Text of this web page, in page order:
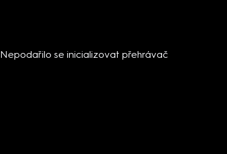
Nepodařilo se inicializovat přehrávač